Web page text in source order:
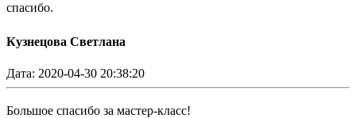
спасибо.
Кузнецова Светлана
Дата: 2020-04-30 20:38:20
Большое спасибо за мастер-класс!